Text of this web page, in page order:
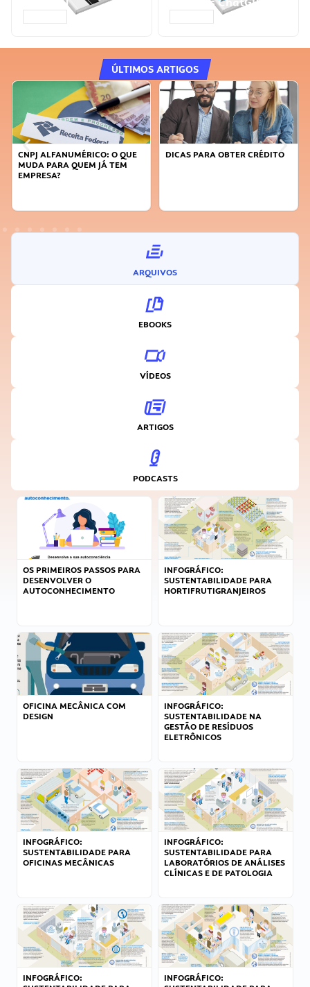
ÚLTIMOS ARTIGOS
DICAS PARA OBTER CRÉDITO
FAÇA A DIFERENÇA: SEJA
ARQUIVOS
EBOOKS
VÍDEOS
ARTIGOS
PODCASTS
OS PRIMEIROS PASSOS PARA
DESENVOLVER O
AUTOCONHECIMENTO
INFOGRÁFICO:
SUSTENTABILIDADE PARA
HORTIFRUTIGRANJEIROS
OFICINA MECÂNICA COM
DESIGN
INFOGRÁFICO:
SUSTENTABILIDADE NA
GESTÃO DE RESÍDUOS
ELETRÔNICOS
INFOGRÁFICO:
SUSTENTABILIDADE PARA
OFICINAS MECÂNICAS
INFOGRÁFICO:
SUSTENTABILIDADE PARA
LABORATÓRIOS DE ANÁLISES
CLÍNICAS E DE PATOLOGIA
INFOGRÁFICO:
INFOGRÁFICO: